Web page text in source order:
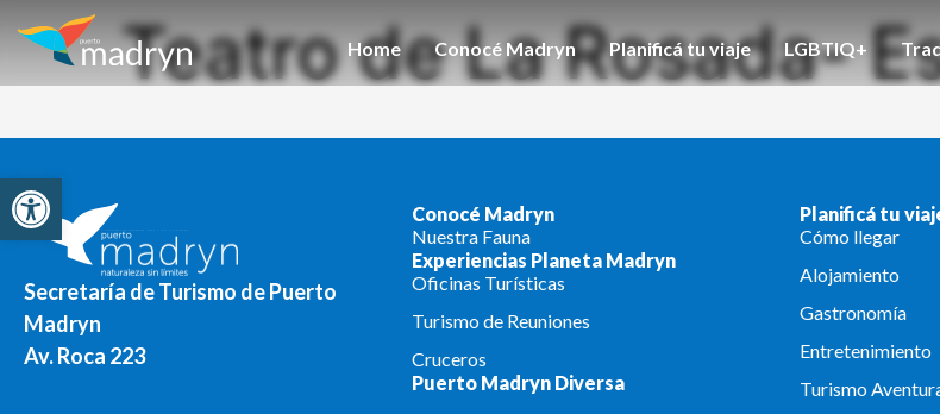
Open toolbar
Home Conocé Madryn Planificá tu viaje LGBTIQ+
Teatro de La Rosada-
Secretaría de Turismo de Puerto
Madryn
Av. Roca 223
Conocé Madryn
Nuestra Fauna
Experiencias Planeta Madryn
Oficinas Turísticas
Turismo de Reuniones
Cruceros
Puerto Madryn Diversa
Planificá tu
Cómo llegar
Alojamiento
Gastronomía
Entretenimiento
Turismo